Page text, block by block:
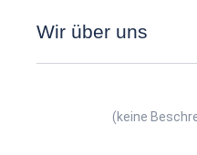
Wir über uns
(keine